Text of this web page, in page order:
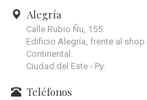
Alegría
Calle Rubio Ñu, 155.
Edificio Alegría, frente al shop.
Continental.
Ciudad del Este - Py.
Teléfonos